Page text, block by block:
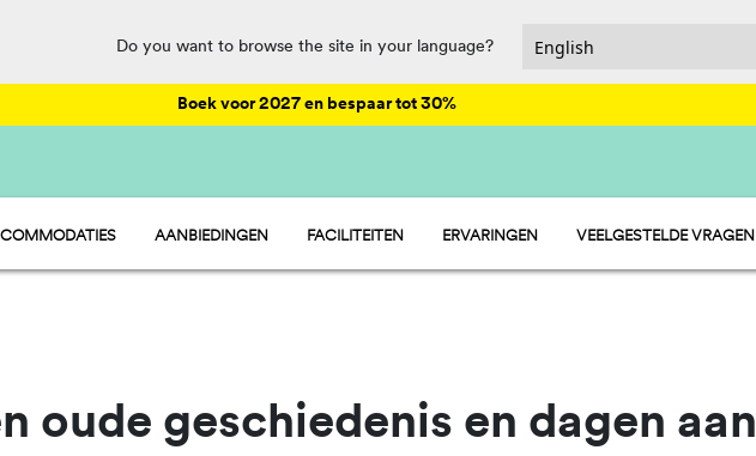
Do you want to browse the site in your language?
Boek voor 2027 en bespaar tot 30%
CAMP - STANDPLAATSEN
AANBIEDINGEN FACILITEITEN
HORECA EN MARKT
ERVARINGEN VEELGESTELDE VRAGEN
oude geschiedenis en dagen aan